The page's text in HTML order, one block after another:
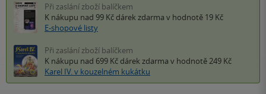
Při zaslání zboží balíčkem
K nákupu nad 99 Kč dárek zdarma v hodnotě 19 Kč
E-shopové listy
Při zaslání zboží balíčkem
K nákupu nad 699 Kč dárek zdarma v hodnotě 249 Kč
Karel IV. v kouzelném kukátku